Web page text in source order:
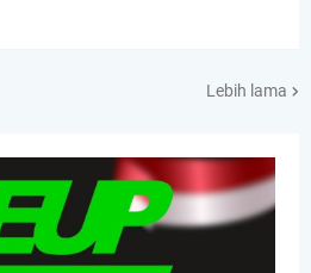
Lebih lama